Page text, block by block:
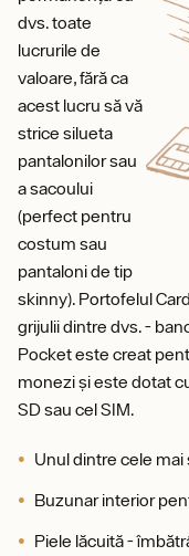
dvs. toate
lucrurile de
valoare, fără ca
acest lucru să vă
strice silueta
pantalonilor sau
a sacoului
(perfect pentru
costum sau
pantaloni de tip
skinny). Portofelul
grijulii dintre dvs. -
Pocket este creat
monezi și este dotat
SD sau cel SIM.
Unul dintre cele
Buzunar interior
Piele lăcuită -